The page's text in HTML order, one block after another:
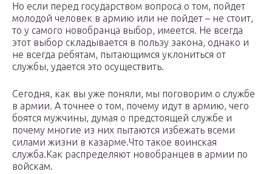
Но если перед государством вопроса о том, пойдет
молодой человек в армию или не пойдет – не стоит,
то у самого новобранца выбор, имеется. Не всегда
этот выбор складывается в пользу закона, однако и
не всегда ребятам, пытающимся уклониться от
службы, удается это осуществить.
Сегодня, как вы уже поняли, мы поговорим о службе
в армии. А точнее о том, почему идут в армию, чего
боятся мужчины, думая о предстоящей службе и
почему многие из них пытаются избежать всеми
силами жизни в казарме.Что такое воинская
служба.Как распределяют новобранцев в армии по
войскам.